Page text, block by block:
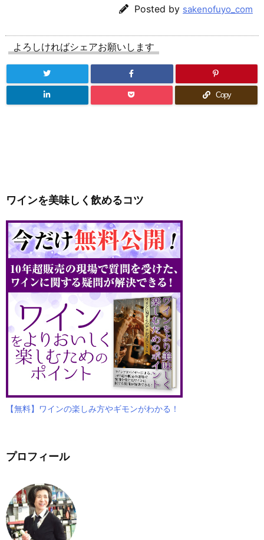
Posted by sakenofuyo_com
よろしければシェアお願いします
Copy
ワインを美味しく飲めるコツ
【無料】ワインの楽しみ方やギモンがわかる！
プロフィール